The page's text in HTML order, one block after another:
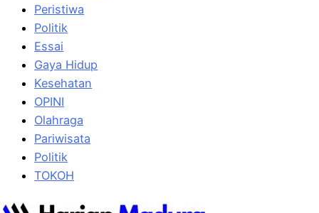
Peristiwa
Politik
Essai
Gaya Hidup
Kesehatan
OPINI
Olahraga
Pariwisata
Politik
TOKOH